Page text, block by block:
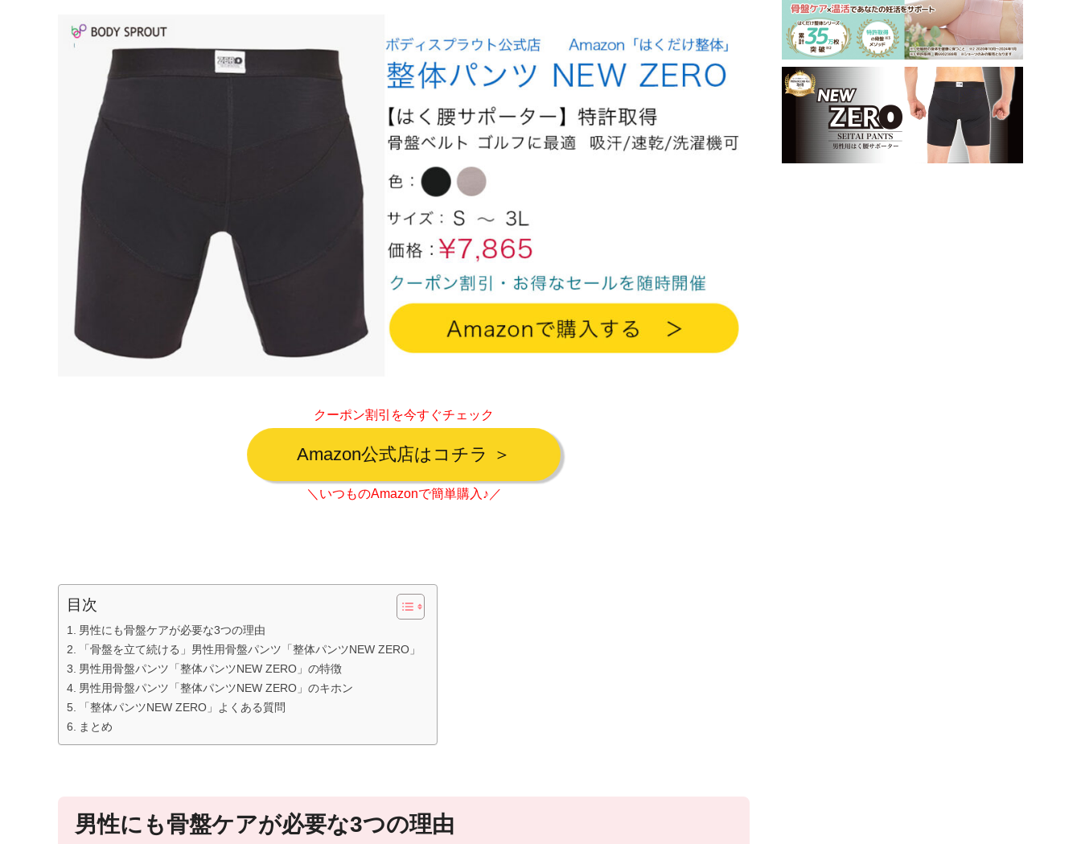
クーポン割引を今すぐチェック
Amazon公式店はコチラ ＞
＼いつものAmazonで簡単購入♪／
目次
男性にも骨盤ケアが必要な3つの理由
「骨盤を立て続ける」男性用骨盤パンツ「整体パンツNEW ZERO」
男性用骨盤パンツ「整体パンツNEW ZERO」の特徴
男性用骨盤パンツ「整体パンツNEW ZERO」のキホン
「整体パンツNEW ZERO」よくある質問
まとめ
男性にも骨盤ケアが必要な3つの理由